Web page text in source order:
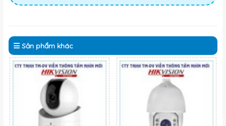
Sản phẩm khác